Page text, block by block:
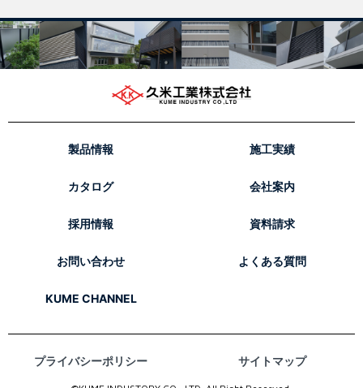
製品情報 施工実績
カタログ 会社案内
採用情報 資料請求
お問い合わせ よくある質問
KUME CHANNEL
プライバシーポリシー サイトマップ